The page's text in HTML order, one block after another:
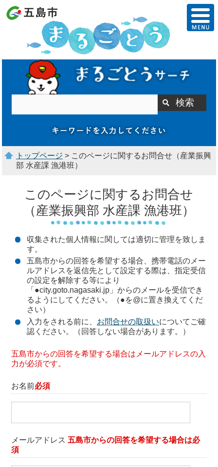
トップページ > このページに関するお問合せ（産業振興
部 水産課 漁港班）
このページに関するお問合せ
（産業振興部 水産課 漁港班）
収集された個人情報に関しては適切に管理を致しま
す。
五島市からの回答を希望する場合、携帯電話のメー
ルアドレスを返信先として設定する際は、指定受信
の設定を解除する等により
「●city.goto.nagasaki.jp」からのメールを受信でき
るようにしてください。（●を@に置き換えてくだ
さい）
入力をされる前に、 お問合せの取扱いについてご確
認ください。（回答しない場合があります。）
五島市からの回答を希望する場合はメールアドレスの入
力が必須です。
お名前必須
メールアドレス 五島市からの回答を希望する場合は必
須